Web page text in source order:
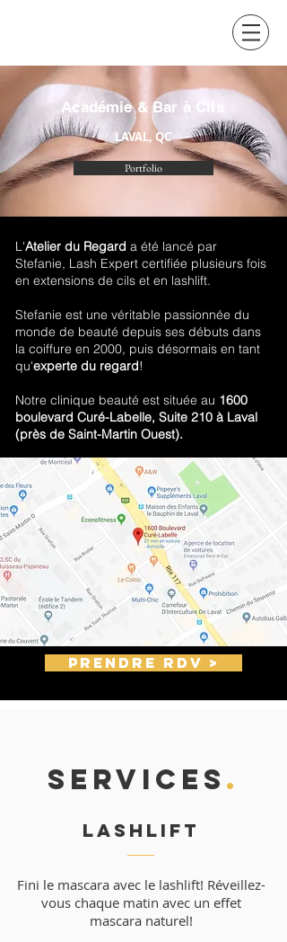
Académie & Bar à Cils
LAVAL, QC
Portfolio
L'Atelier du Regard a été lancé par
Stefanie, Lash Expert certifiée plusieurs fois
en extensions de cils et en lashlift.
Stefanie est une véritable passionnée du
monde de beauté depuis ses débuts dans
la coiffure en 2000, puis désormais en tant
qu'experte du regard!
Notre clinique beauté est située au 1600
boulevard Curé-Labelle, Suite 210 à Laval
(près de Saint-Martin Ouest).
Prendre RDV >
SERVICES .
LASHLIFT
Fini le mascara avec le lashlift! Réveillez-
vous chaque matin avec un effet
mascara naturel!